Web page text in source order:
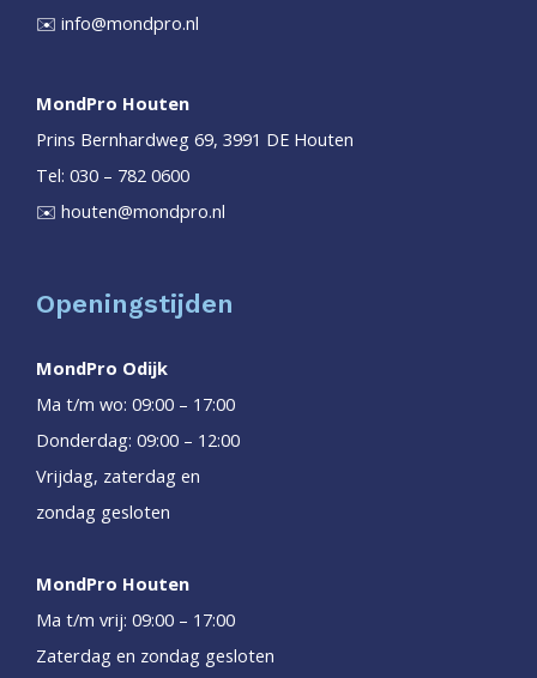
✉️ info@mondpro.nl
MondPro Houten
Prins Bernhardweg 69, 3991 DE Houten
Tel: 030 – 782 0600
✉️ houten@mondpro.nl
Openingstijden
MondPro Odijk
Ma t/m wo: 09:00 – 17:00
Donderdag: 09:00 – 12:00
Vrijdag, zaterdag en
zondag gesloten
MondPro Houten
Ma t/m vrij: 09:00 – 17:00
Zaterdag en zondag gesloten